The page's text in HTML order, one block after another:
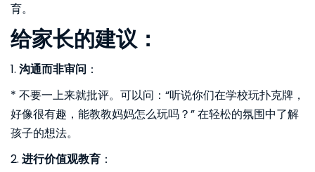
育。
给家长的建议：
1. 沟通而非审问 ：
* 不要一上来就批评。可以问：“听说你们在学校玩扑克牌，
好像很有趣，能教教妈妈怎么玩吗？” 在轻松的氛围中了解
孩子的想法。
2. 进行价值观教育 ：